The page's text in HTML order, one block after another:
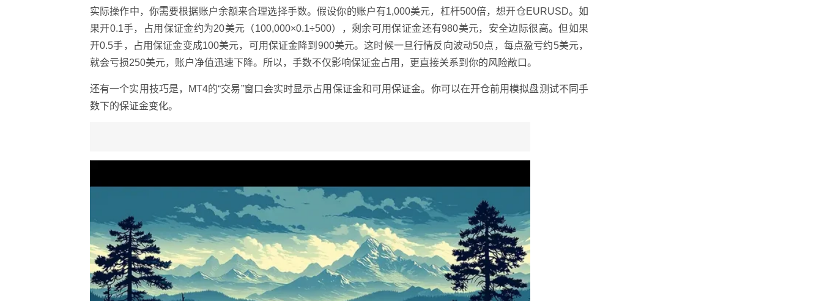
实际操作中，你需要根据账户余额来合理选择手数。假设你的账户有1,000美元，杠杆500倍，想开仓EURUSD。如
果开0.1手，占用保证金约为20美元（100,000×0.1÷500），剩余可用保证金还有980美元，安全边际很高。但如果
开0.5手，占用保证金变成100美元，可用保证金降到900美元。这时候一旦行情反向波动50点，每点盈亏约5美元，
就会亏损250美元，账户净值迅速下降。所以，手数不仅影响保证金占用，更直接关系到你的风险敞口。
还有一个实用技巧是，MT4的“交易”窗口会实时显示占用保证金和可用保证金。你可以在开仓前用模拟盘测试不同手
数下的保证金变化。